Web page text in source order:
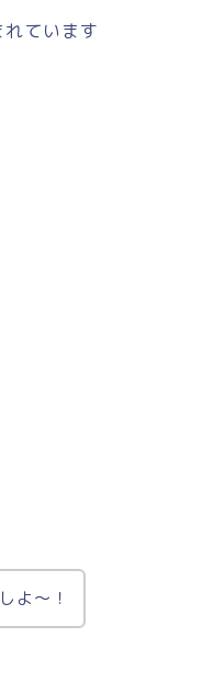
ています
よ～！